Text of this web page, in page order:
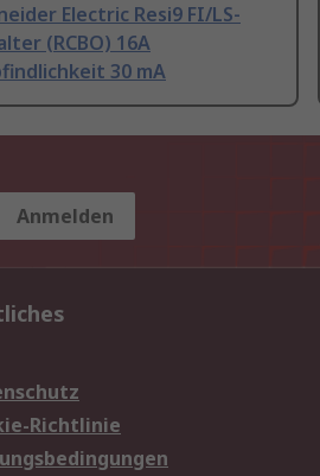
Electric Resi9 FI/LS-
(RCBO) 16A
30 mA
Anmelden
Richtlinie